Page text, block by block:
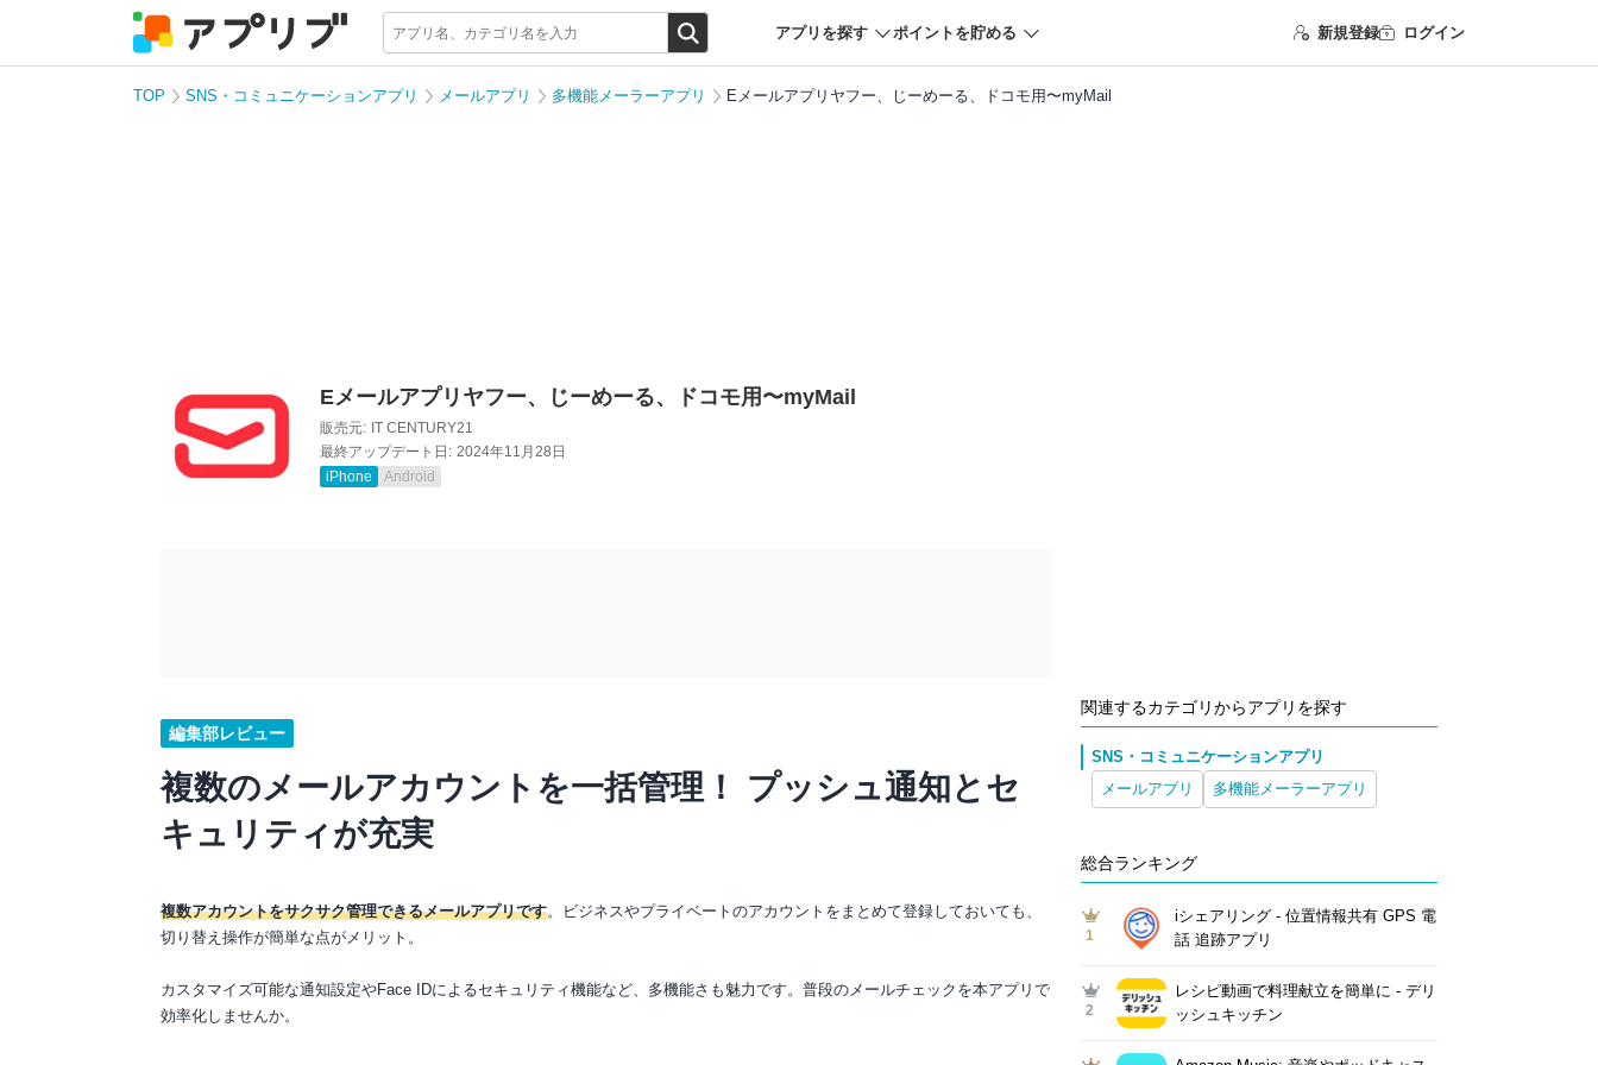
アプリを探す ポイントを貯める 新規登録 ログイン
TOP SNS・コミュニケーションアプリ メールアプリ 多機能メーラーアプリ Eメールアプリヤフー、じーめーる、ドコモ用〜myMail
Eメールアプリヤフー、じーめーる、ドコモ用〜myMail
販売元: IT CENTURY21
最終アップデート日: 2024年11月28日
iPhone
Android
編集部レビュー
複数のメールアカウントを一括管理！ プッシュ通知とセ
キュリティが充実
複数アカウントをサクサク管理できるメールアプリです。ビジネスやプライベートのアカウントをまとめて登録しておいても、
切り替え操作が簡単な点がメリット。
カスタマイズ可能な通知設定やFace IDによるセキュリティ機能など、多機能さも魅力です。普段のメールチェックを本アプリで
効率化しませんか。
関連するカテゴリからアプリを探す
SNS・コミュニケーションアプリ
メールアプリ
多機能メーラーアプリ
総合ランキング
1
iシェアリング - 位置情報共有 GPS 電
話 追跡アプリ
2
レシピ動画で料理献立を簡単‪に - デリ
ッシュキッチン